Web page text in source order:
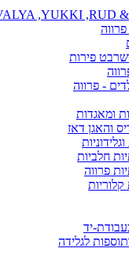
פרווה
פירות
- פרווה
ומאגדות
והאגן דאז
חלביות
פרווה
יד
לגלידה